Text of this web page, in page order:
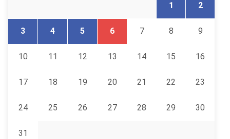
1 2
3 4 5 6 7 8 9
10 11 12 13 14 15 16
17 18 19 20 21 22 23
24 25 26 27 28 29 30
31